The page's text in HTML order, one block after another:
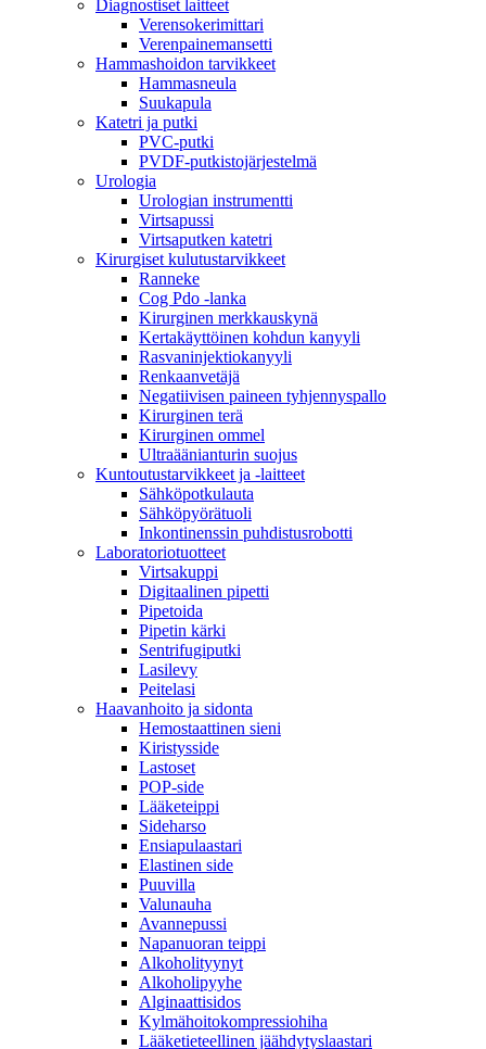
Diagnostiset laitteet
Verensokerimittari
Verenpainemansetti
Hammashoidon tarvikkeet
Hammasneula
Suukapula
Katetri ja putki
PVC-putki
PVDF-putkistojärjestelmä
Urologia
Urologian instrumentti
Virtsapussi
Virtsaputken katetri
Kirurgiset kulutustarvikkeet
Ranneke
Cog Pdo -lanka
Kirurginen merkkauskynä
Kertakäyttöinen kohdun kanyyli
Rasvaninjektiokanyyli
Renkaanvetäjä
Negatiivisen paineen tyhjennyspallo
Kirurginen terä
Kirurginen ommel
Ultraäänianturin suojus
Kuntoutustarvikkeet ja -laitteet
Sähköpotkulauta
Sähköpyörätuoli
Inkontinenssin puhdistusrobotti
Laboratoriotuotteet
Virtsakuppi
Digitaalinen pipetti
Pipetoida
Pipetin kärki
Sentrifugiputki
Lasilevy
Peitelasi
Haavanhoito ja sidonta
Hemostaattinen sieni
Kiristysside
Lastoset
POP-side
Lääketeippi
Sideharso
Ensiapulaastari
Elastinen side
Puuvilla
Valunauha
Avannepussi
Napanuoran teippi
Alkoholityynyt
Alkoholipyyhe
Alginaattisidos
Kylmähoitokompressiohiha
Lääketieteellinen jäähdytyslaastari